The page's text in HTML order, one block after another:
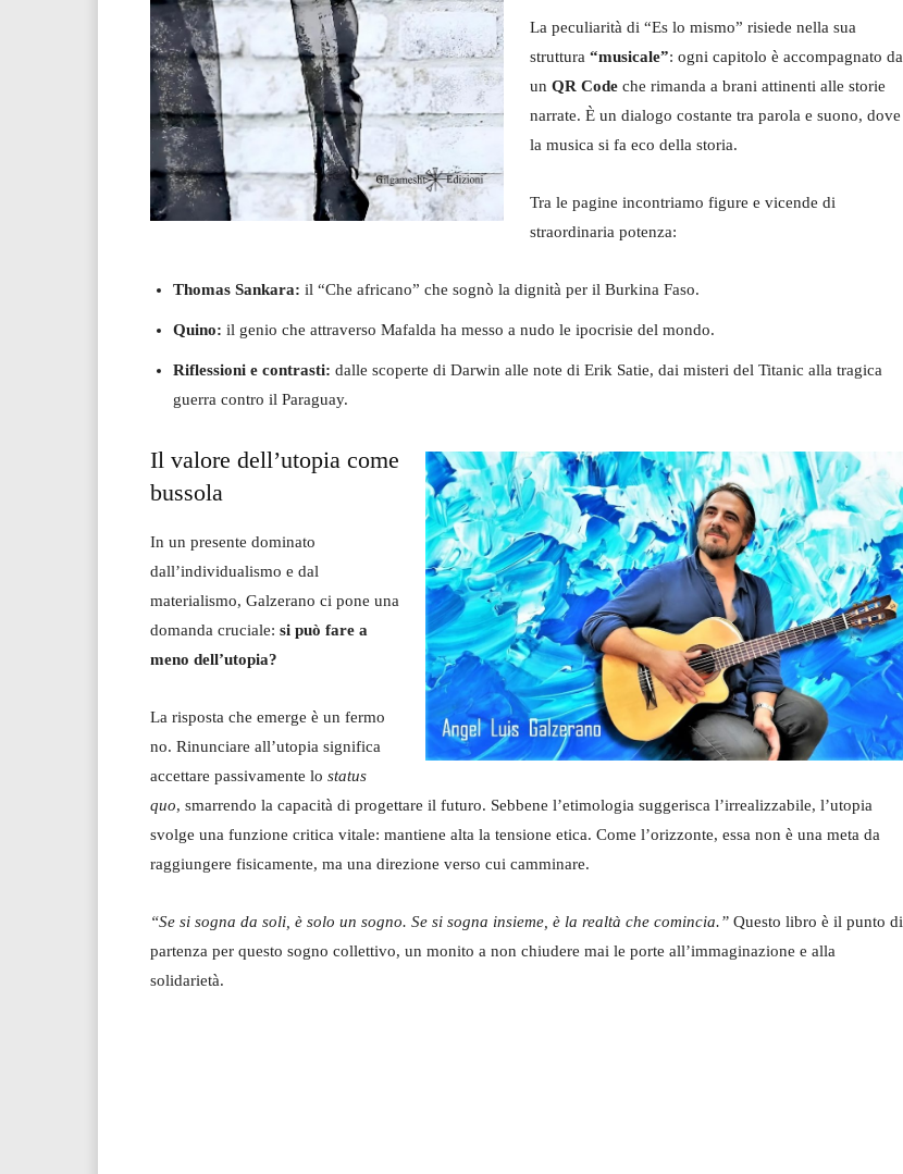
La peculiarità di “Es lo mismo” risiede nella sua
struttura “musicale”: ogni capitolo è accompagnato da
un QR Code che rimanda a brani attinenti alle storie
narrate. È un dialogo costante tra parola e suono, dove
la musica si fa eco della storia.
Tra le pagine incontriamo figure e vicende di
straordinaria potenza:
Thomas Sankara: il “Che africano” che sognò la dignità per il Burkina Faso.
Quino: il genio che attraverso Mafalda ha messo a nudo le ipocrisie del mondo.
Riflessioni e contrasti: dalle scoperte di Darwin alle note di Erik Satie, dai misteri del Titanic alla tragica
guerra contro il Paraguay.
Il valore dell’utopia come
bussola
In un presente dominato
dall’individualismo e dal
materialismo, Galzerano ci pone una
domanda cruciale: si può fare a
meno dell’utopia?
La risposta che emerge è un fermo
no. Rinunciare all’utopia significa
accettare passivamente lo status
quo, smarrendo la capacità di progettare il futuro. Sebbene l’etimologia suggerisca l’irrealizzabile, l’utopia
svolge una funzione critica vitale: mantiene alta la tensione etica. Come l’orizzonte, essa non è una meta da
raggiungere fisicamente, ma una direzione verso cui camminare.
“Se si sogna da soli, è solo un sogno. Se si sogna insieme, è la realtà che comincia.” Questo libro è il punto di
partenza per questo sogno collettivo, un monito a non chiudere mai le porte all’immaginazione e alla
solidarietà.